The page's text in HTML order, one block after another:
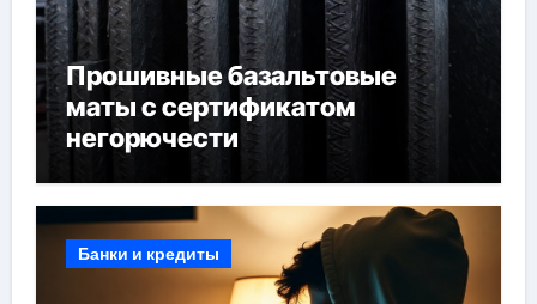
Прошивные базальтовые
маты с сертификатом
негорючести
Банки и кредиты